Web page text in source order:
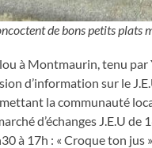
de bons petits
à Montmaurin, tenu
d’information sur le
la communauté
d’échanges J.E.U
à 17h : « Croque ton jus